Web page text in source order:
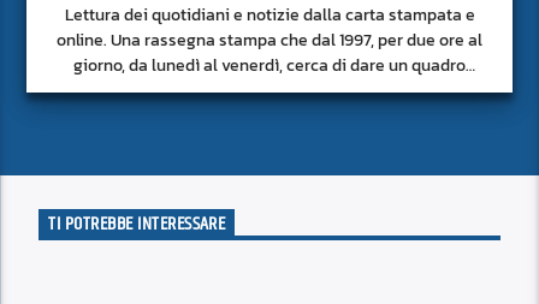
Lettura dei quotidiani e notizie dalla carta stampata e
online. Una rassegna stampa che dal 1997, per due ore al
giorno, da lunedì al venerdì, cerca di dare un quadro
approfondito delle notizie del giorno, senza fermarsi alla
TI POTREBBE INTERESSARE